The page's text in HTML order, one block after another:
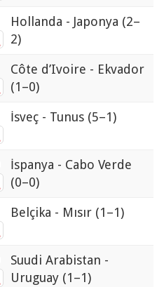
Hollanda - Japonya (2–
2)
Côte d’Ivoire - Ekvador
(1–0)
İsveç - Tunus (5–1)
İspanya - Cabo Verde
(0–0)
Belçika - Mısır (1–1)
Suudi Arabistan -
Uruguay (1–1)